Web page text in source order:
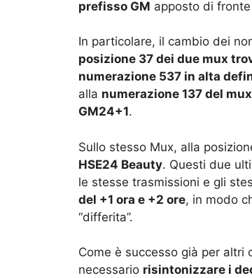
prefisso GM apposto di
In particolare, il cambio dei
posizione 37 dei due mux
numerazione 537 in alta
alla numerazione 137 del mux
GM24+1.
Sullo stesso Mux, alla
HSE24 Beauty. Questi due
le stesse trasmissioni e gli
del +1 ora e +2 ore, in modo
“differita”.
Come è successo già per
necessario risintonizzare i